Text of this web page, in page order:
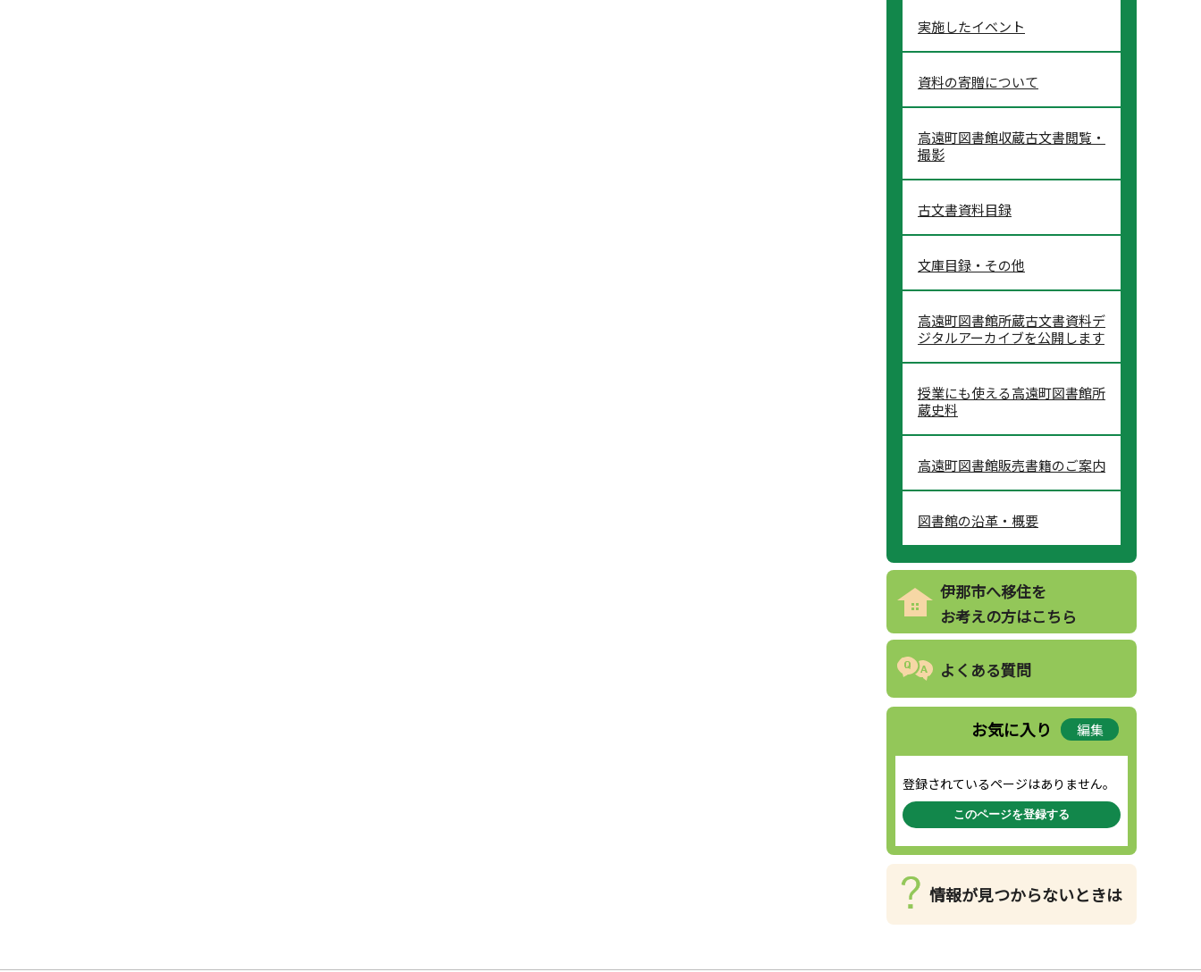
実施したイベント
資料の寄贈について
高遠町図書館収蔵古文書閲覧・
撮影
古文書資料目録
文庫目録・その他
高遠町図書館所蔵古文書資料デ
ジタルアーカイブを公開します
授業にも使える高遠町図書館所
蔵史料
高遠町図書館販売書籍のご案内
図書館の沿革・概要
伊那市へ移住を
お考えの方はこちら
よくある質問
お気に入り 編集
登録されているページはありません。
このページを登録する
情報が見つからないときは